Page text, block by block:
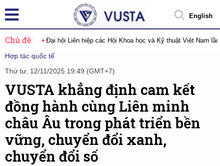
English
Chủ đề: Đại hội Liên hiệp các Hội Khoa học và Kỹ thuật Việt Nam
Hợp tác quốc tế
Thứ tư, 12/11/2025 19:49 (GMT+7)
VUSTA khẳng định cam kết
đồng hành cùng Liên minh
châu Âu trong phát triển bền
vững, chuyển đổi xanh,
chuyển đổi số